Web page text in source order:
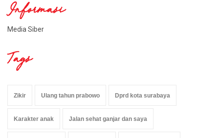
Informasi
Media Siber
Tags
Zikir Ulang tahun prabowo Dprd kota surabaya
Karakter anak Jalan sehat ganjar dan saya